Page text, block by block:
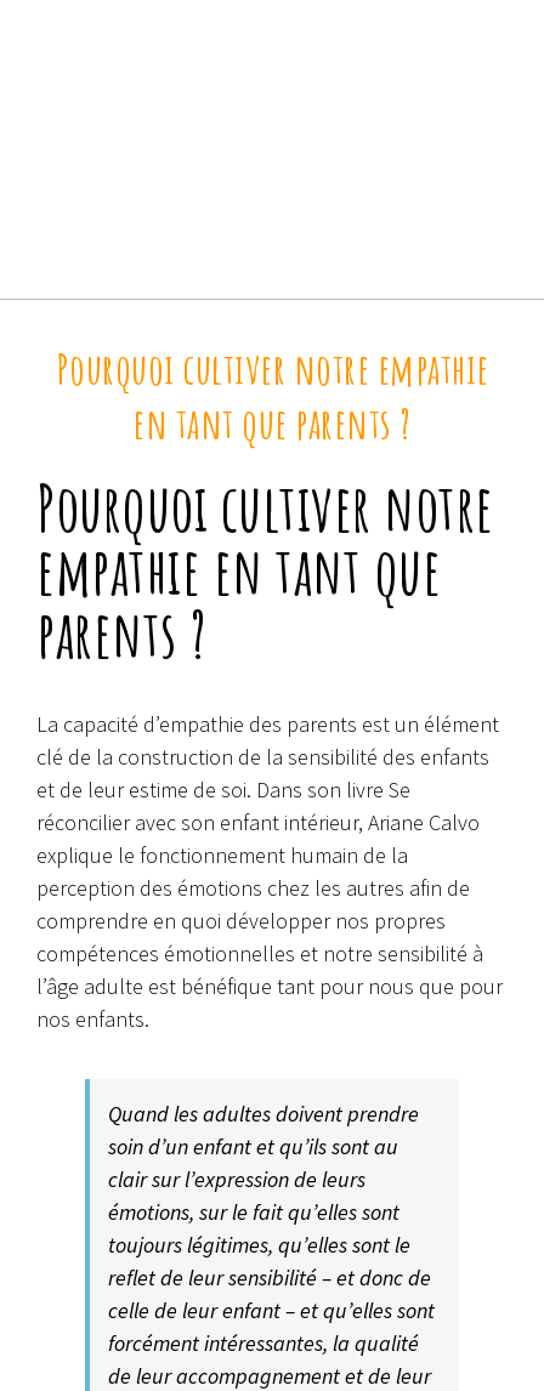
Pourquoi cultiver notre empathie
en tant que parents ?
Pourquoi cultiver notre
empathie en tant que
parents ?
La capacité d’empathie des parents est un élément
clé de la construction de la sensibilité des enfants
et de leur estime de soi. Dans son livre Se
réconcilier avec son enfant intérieur, Ariane Calvo
explique le fonctionnement humain de la
perception des émotions chez les autres afin de
comprendre en quoi développer nos propres
compétences émotionnelles et notre sensibilité à
l’âge adulte est bénéfique tant pour nous que pour
nos enfants.
Quand les adultes doivent prendre
soin d’un enfant et qu’ils sont au
clair sur l’expression de leurs
émotions, sur le fait qu’elles sont
toujours légitimes, qu’elles sont le
reflet de leur sensibilité – et donc de
celle de leur enfant – et qu’elles sont
forcément intéressantes, la qualité
de leur accompagnement et de leur